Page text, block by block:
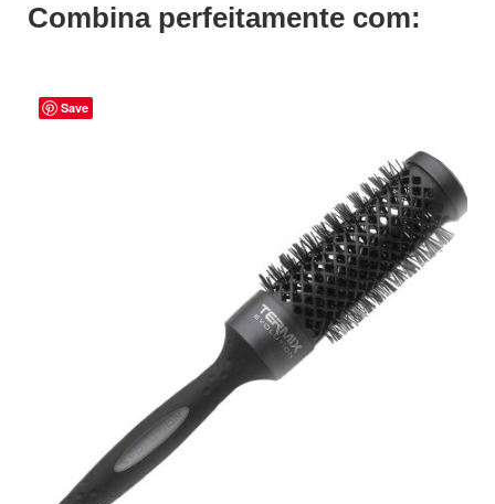
Combina perfeitamente com:
Save